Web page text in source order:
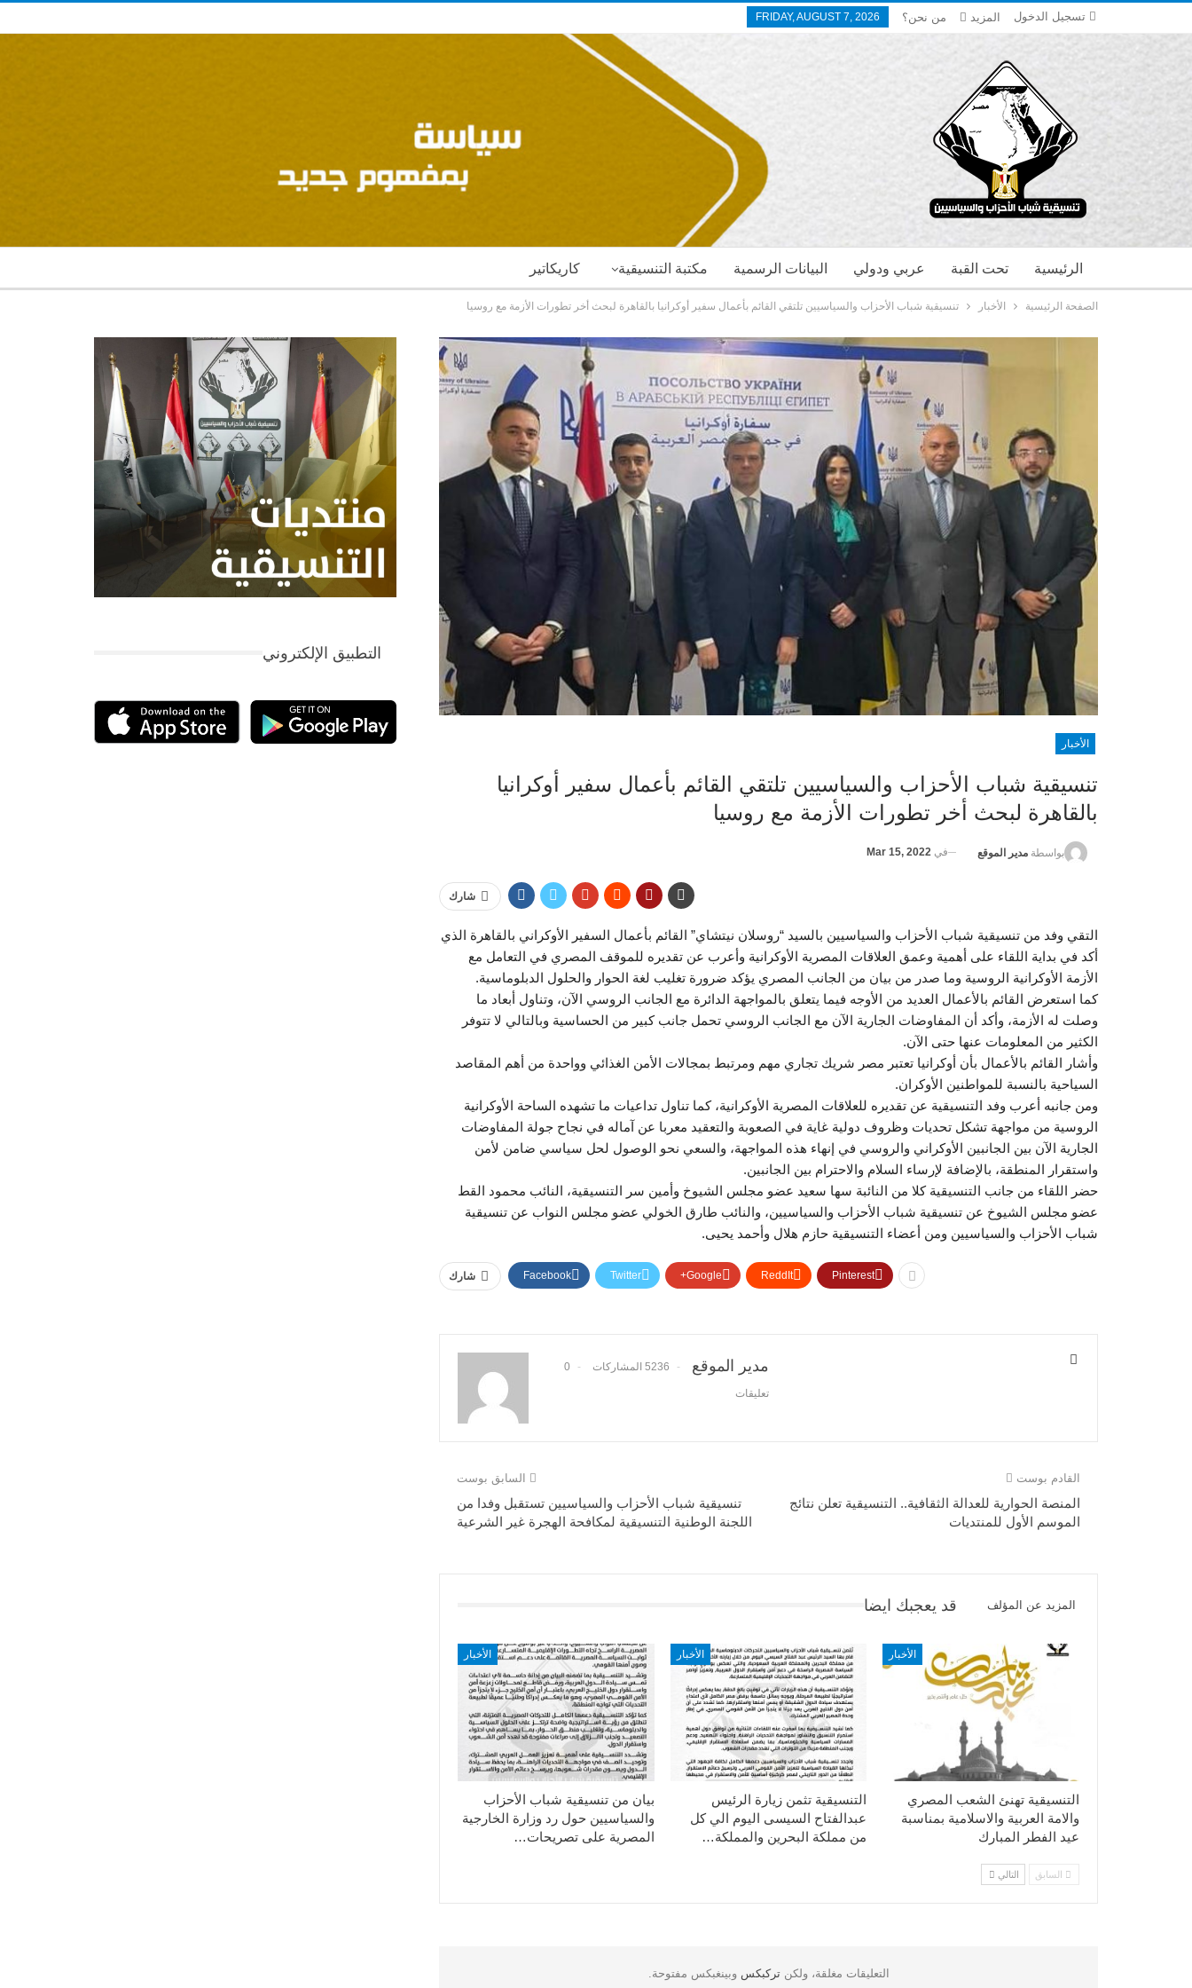
تسجيل الدخول FRIDAY, AUGUST 7, 2026 من نحن؟ المزيد
كاريكاتير مكتبة التنسيقية البيانات الرسمية عربي ودولي تحت القبة الرئيسية
الصفحة الرئيسية الأخبار تنسيقية شباب الأحزاب والسياسيين تلتقي القائم بأعمال سفير أوكرانيا بالقاهرة لبحث أخر تطورات الأزمة مع روسيا
الأخبار
تنسيقية شباب الأحزاب والسياسيين تلتقي القائم بأعمال سفير أوكرانيا
بالقاهرة لبحث أخر تطورات الأزمة مع روسيا
بواسطة مدير الموقع في Mar 15, 2022
شارك
التقي وفد من تنسيقية شباب الأحزاب والسياسيين بالسيد “روسلان نيتشاي” القائم بأعمال السفير الأوكراني بالقاهرة الذي
أكد في بداية اللقاء على أهمية وعمق العلاقات المصرية الأوكرانية وأعرب عن تقديره للموقف المصري في التعامل مع
الأزمة الأوكرانية الروسية وما صدر من بيان من الجانب المصري يؤكد ضرورة تغليب لغة الحوار والحلول الدبلوماسية.
كما استعرض القائم بالأعمال العديد من الأوجه فيما يتعلق بالمواجهة الدائرة مع الجانب الروسي الآن، وتناول أبعاد ما
وصلت له الأزمة، وأكد أن المفاوضات الجارية الآن مع الجانب الروسي تحمل جانب كبير من الحساسية وبالتالي لا تتوفر
الكثير من المعلومات عنها حتى الآن.
وأشار القائم بالأعمال بأن أوكرانيا تعتبر مصر شريك تجاري مهم ومرتبط بمجالات الأمن الغذائي وواحدة من أهم المقاصد
السياحية بالنسبة للمواطنين الأوكران.
ومن جانبه أعرب وفد التنسيقية عن تقديره للعلاقات المصرية الأوكرانية، كما تناول تداعيات ما تشهده الساحة الأوكرانية
الروسية من مواجهة تشكل تحديات وظروف دولية غاية في الصعوبة والتعقيد معربا عن آماله في نجاح جولة المفاوضات
الجارية الآن بين الجانبين الأوكراني والروسي في إنهاء هذه المواجهة، والسعي نحو الوصول لحل سياسي ضامن لأمن
واستقرار المنطقة، بالإضافة لإرساء السلام والاحترام بين الجانبين.
حضر اللقاء من جانب التنسيقية كلا من النائبة سها سعيد عضو مجلس الشيوخ وأمين سر التنسيقية، النائب محمود القط
عضو مجلس الشيوخ عن تنسيقية شباب الأحزاب والسياسيين، والنائب طارق الخولي عضو مجلس النواب عن تنسيقية
شباب الأحزاب والسياسيين ومن أعضاء التنسيقية حازم هلال وأحمد يحيى.
شارك Facebook Twitter Google+ ReddIt Pinterest
مدير الموقع 5236 المشاركات 0
تعليقات
السابق بوست
تنسيقية شباب الأحزاب والسياسيين تستقبل وفدا من
اللجنة الوطنية التنسيقية لمكافحة الهجرة غير الشرعية
القادم بوست
المنصة الحوارية للعدالة الثقافية.. التنسيقية تعلن نتائج
الموسم الأول للمنتديات
قد يعجبك ايضا المزيد عن المؤلف
الأخبار
بيان من تنسيقية شباب الأحزاب
والسياسيين حول رد وزارة الخارجية
المصرية على تصريحات…
الأخبار
التنسيقية تثمن زيارة الرئيس
عبدالفتاح السيسى اليوم الي كل
من مملكة البحرين والمملكة…
الأخبار
التنسيقية تهنئ الشعب المصري
والامة العربية والاسلامية بمناسبة
عيد الفطر المبارك
السابق التالي
التعليقات مغلقة، ولكنتركبكسوبينغبكس مفتوحة.
التطبيق الإلكتروني